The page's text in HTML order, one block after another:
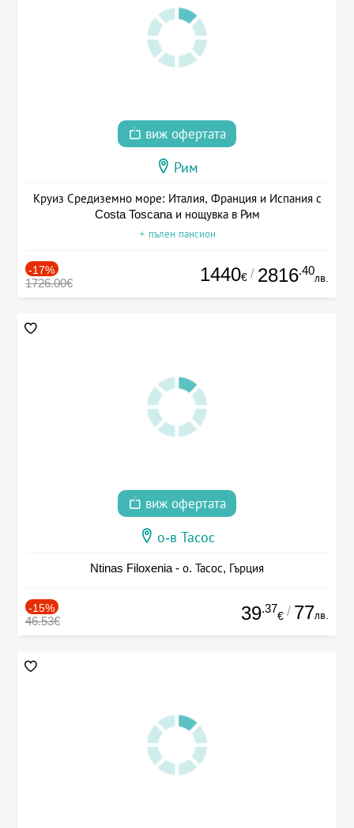
виж офертата
Рим
Круиз Средиземно море: Италия, Франция и Испания с
Costa Toscana и нощувка в Рим
+ пълен пансион
-17%
1726.00€ 1440€ / 2816.40
лв.
виж офертата
о-в Тасос
Ntinas Filoxenia - о. Тасос, Гърция
-15%
46.53€ 39.37
€ / 77лв.